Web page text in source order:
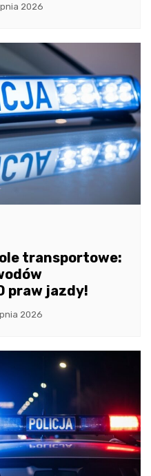
2026
transportowe:
praw jazdy!
2026